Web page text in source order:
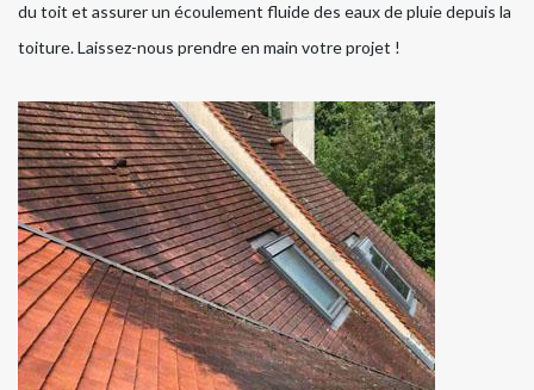
du toit et assurer un écoulement fluide des eaux de pluie depuis la
toiture. Laissez-nous prendre en main votre projet !